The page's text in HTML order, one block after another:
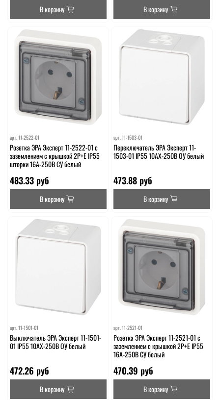
В корзину В корзину
арт.11-2522-01
Розетка ЭРА Эксперт 11-2522-01 с
заземлением с крышкой 2P+E IP55
шторки 16A-250В СУ белый
483.33 руб
В корзину
арт.11-1503-01
Переключатель ЭРА Эксперт 11-
1503-01 IP55 10АХ-250В ОУ белый
473.88 руб
В корзину
арт.11-1501-01
Выключатель ЭРА Эксперт 11-1501-
01 IP55 10АХ-250В ОУ белый
472.26 руб
В корзину
арт. 11-2521-01
Розетка ЭРА Эксперт 11-2521-01 с
заземлением с крышкой 2P+E IP55
16A-250В СУ белый
470.39 руб
В корзину